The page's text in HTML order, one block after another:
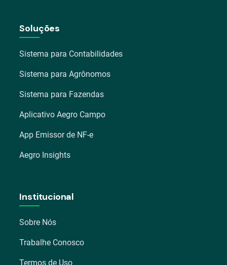
Soluções
Sistema para Contabilidades
Sistema para Agrônomos
Sistema para Fazendas
Aplicativo Aegro Campo
App Emissor de NF-e
Aegro Insights
Institucional
Sobre Nós
Trabalhe Conosco
Termos de Uso